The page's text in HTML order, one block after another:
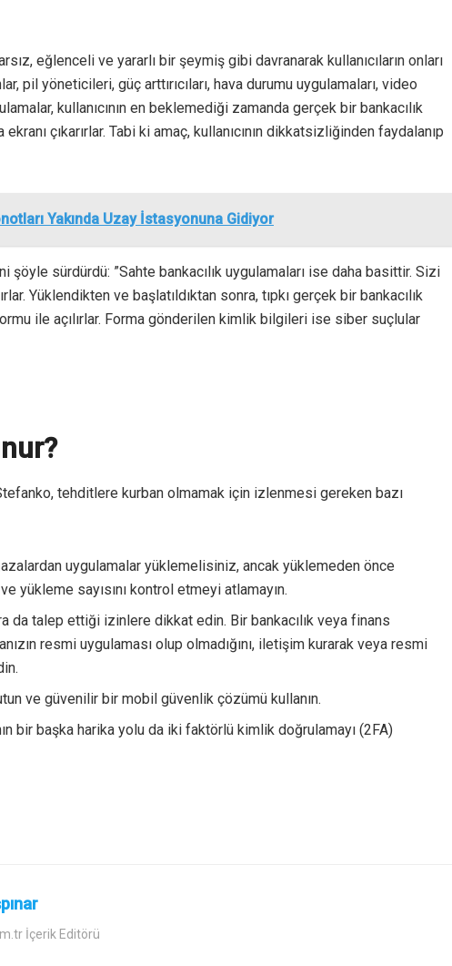
eğlenceli ve yararlı bir şeymiş gibi davranarak kullanıcıların onları
pil yöneticileri, güç arttırıcıları, hava durumu uygulamaları, video
kullanıcının en beklemediği zamanda gerçek bir bankacılık
çıkarırlar. Tabi ki amaç, kullanıcının dikkatsizliğinden faydalanıp
Yakında Uzay İstasyonuna Gidiyor
şöyle sürdürdü: ”Sahte bankacılık uygulamaları ise daha basittir. Sizi
Yüklendikten ve başlatıldıktan sonra, tıpkı gerçek bir bankacılık
ile açılırlar. Forma gönderilen kimlik bilgileri ise siber suçlular
tehditlere kurban olmamak için izlenmesi gereken bazı
uygulamalar yüklemelisiniz, ancak yüklemeden önce
yükleme sayısını kontrol etmeyi atlamayın.
da talep ettiği izinlere dikkat edin. Bir bankacılık veya finans
resmi uygulaması olup olmadığını, iletişim kurarak veya resmi
ve güvenilir bir mobil güvenlik çözümü kullanın.
bir başka harika yolu da iki faktörlü kimlik doğrulamayı (2FA)
İçerik Editörü